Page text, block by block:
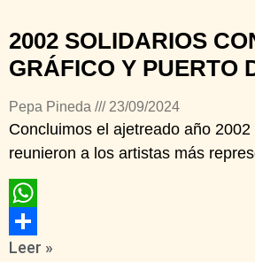
2002 SOLIDARIOS
GRÁFICO Y PUERTO
Pepa Pineda 23/09/2024
Concluimos el ajetreado año
reunieron a los artistas más
WhatsApp
Compartir
Leer »